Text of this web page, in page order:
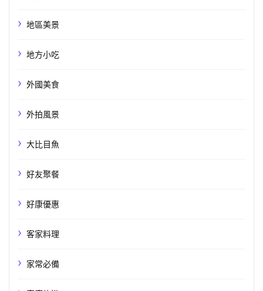
地區美景
地方小吃
外國美食
外拍風景
大比目魚
好友聚餐
好康優惠
客家料理
家常必備